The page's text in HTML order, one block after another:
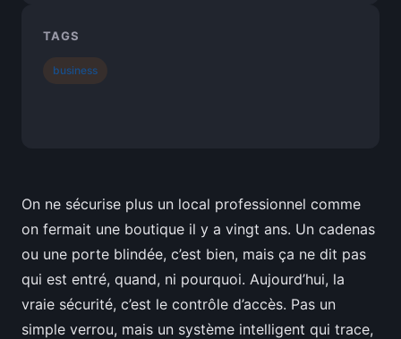
On ne sécurise plus un local professionnel comme
on fermait une boutique il y a vingt ans. Un cadenas
ou une porte blindée, c’est bien, mais ça ne dit pas
qui est entré, quand, ni pourquoi. Aujourd’hui, la
vraie sécurité, c’est le contrôle d’accès. Pas un
simple verrou, mais un système intelligent qui trace,
TAGS
business